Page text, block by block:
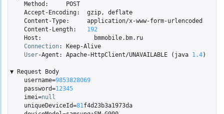
    Content-Length:
192
Connection:	Keep-Alive
User
-Agent:	Apache-HttpClient/UNAVAILABLE (java 1.4)
▼ Request Body
    username=
9853828069
    password=
12345
    imei=
null
    uniqueDeviceId=
81f4d23b3a1973da